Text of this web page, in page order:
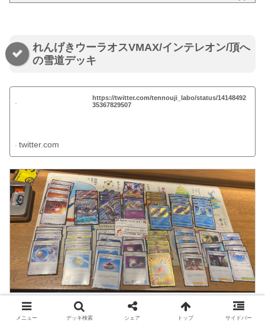
れんげきウーラオスVMAX/インテレオン/頂へ
の雪道デッキ
https://twitter.com/tennouji_labo/status/14148492
35367829507
twitter.com
メニュー デッキ検索 シェア トップ サイドバー